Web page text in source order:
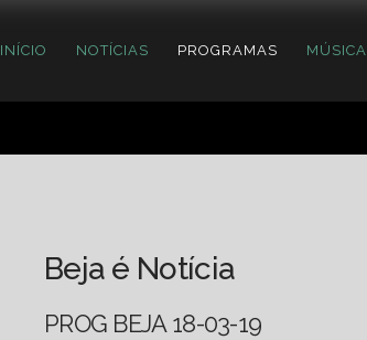
INÍCIO NOTÍCIAS PROGRAMAS MÚSICA
Beja é Notícia
PROG BEJA 18-03-19